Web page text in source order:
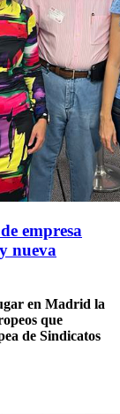
empresa
nueva
en Madrid la
que
de Sindicatos